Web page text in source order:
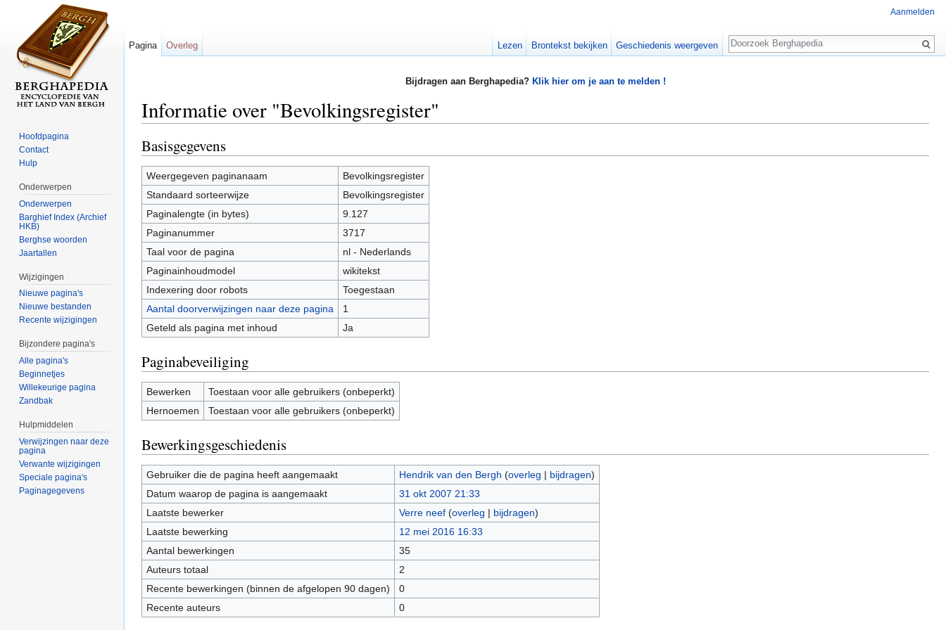
Bijdragen aan Berghapedia? Klik hier om je aan te melden !
Informatie over "Bevolkingsregister"
Basisgegevens
Weergegeven paginanaam
Bevolkingsregister
Standaard sorteerwijze
Bevolkingsregister
Paginalengte (in bytes)
9.127
Paginanummer
3717
Taal voor de pagina
nl - Nederlands
Paginainhoudmodel
wikitekst
Indexering door robots
Toegestaan
Aantal doorverwijzingen naar deze pagina
1
Geteld als pagina met inhoud
Ja
Paginabeveiliging
Bewerken
Toestaan voor alle gebruikers (onbeperkt)
Hernoemen
Toestaan voor alle gebruikers (onbeperkt)
Bewerkingsgeschiedenis
Gebruiker die de pagina heeft aangemaakt Hendrik van den Bergh (overleg | bijdragen)
Datum waarop de pagina is aangemaakt
31 okt 2007 21:33
Laatste bewerker
Verre neef (overleg | bijdragen)
Laatste bewerking
12 mei 2016 16:33
Aantal bewerkingen
35
Auteurs totaal
2
Recente bewerkingen (binnen de afgelopen 90 dagen)
0
Recente auteurs
0
Aanmelden
Pagina Overleg Lezen Brontekst bekijken Geschiedenis weergeven
Zoeken
Hoofdpagina
Contact
Hulp
Onderwerpen
Onderwerpen
Barghief Index (Archief
HKB)
Berghse woorden
Jaartallen
Wijzigingen
Nieuwe pagina's
Nieuwe bestanden
Recente wijzigingen
Bijzondere pagina's
Alle pagina's
Beginnetjes
Willekeurige pagina
Zandbak
Hulpmiddelen
Verwijzingen naar deze
pagina
Verwante wijzigingen
Speciale pagina's
Paginagegevens